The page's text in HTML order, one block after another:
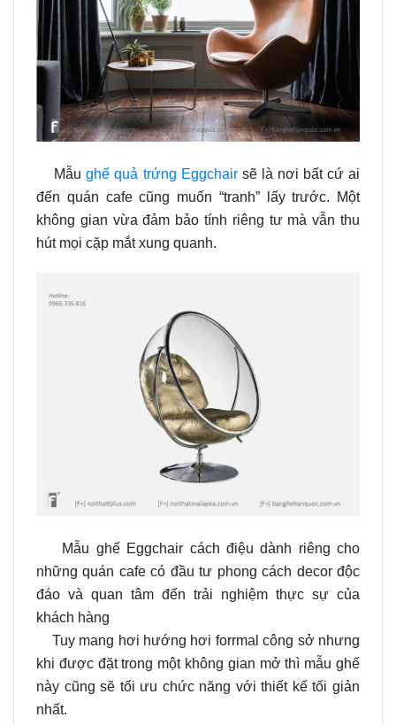
Mẫughế quả trứng Eggchairsẽ là nơi bất cứ ai
đến quán cafe cũng muốn “tranh” lấy trước. Một
không gian vừa đảm bảo tính riêng tư mà vẫn thu
hút mọi cặp mắt xung quanh.
Mẫu ghế Eggchair cách điệu dành riêng cho
những quán cafe có đầu tư phong cách decor độc
đáo và quan tâm đến trải nghiệm thực sự của
khách hàng
Tuy mang hơi hướng hơi forrmal công sở nhưng
khi được đặt trong một không gian mở thì mẫu ghế
này cũng sẽ tối ưu chức năng với thiết kế tối giản
nhất.